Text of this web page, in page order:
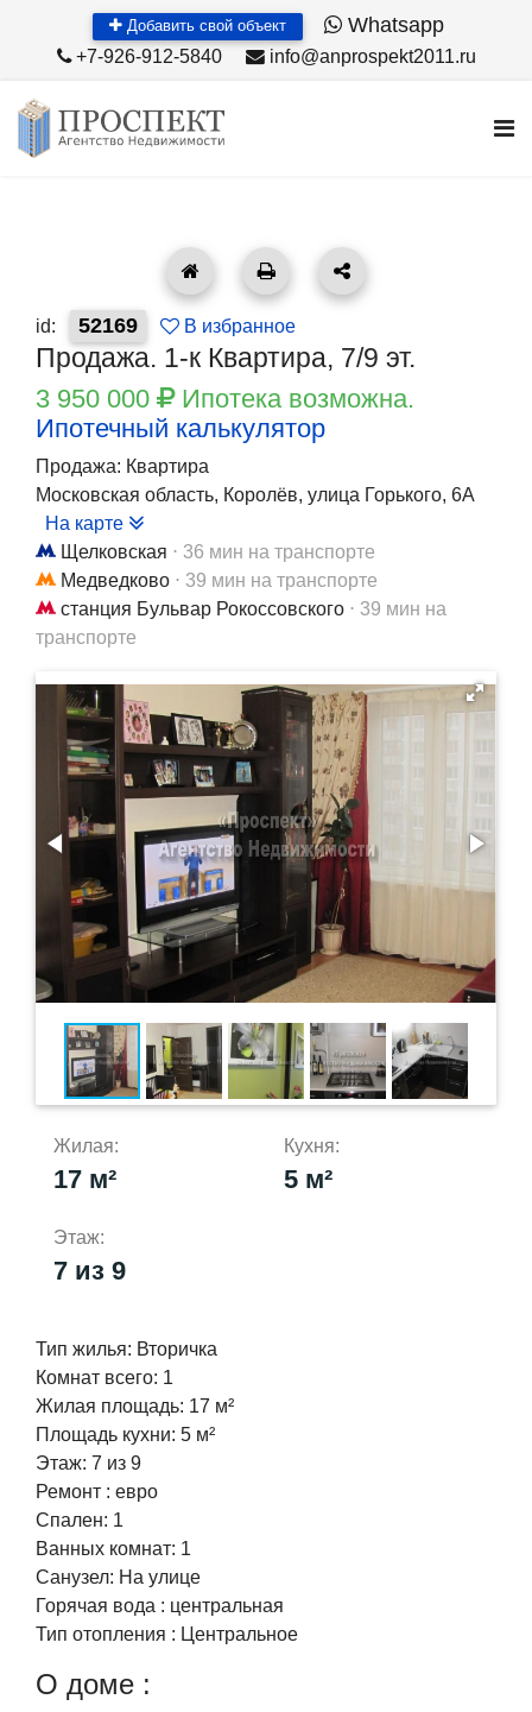
Добавить свой объект Whatsapp
+7-926-912-5840 info@anprospekt2011.ru
id: 52169 В избранное
Продажа. 1-к Квартира, 7/9 эт.
3 950 000
Ипотека возможна.
Ипотечный калькулятор
Продажа: Квартира
Московская область, Королёв, улица Горького, 6А
На карте
Щелковская ⋅ 36 мин на транспорте
Медведково ⋅ 39 мин на транспорте
станция Бульвар Рокоссовского ⋅ 39 мин на
транспорте
Жилая:
17 м²
Кухня:
5 м²
Этаж:
7 из 9
Тип жилья: Вторичка
Комнат всего: 1
Жилая площадь: 17 м²
Площадь кухни: 5 м²
Этаж: 7 из 9
Ремонт : евро
Спален: 1
Ванных комнат: 1
Cанузел: На улице
Горячая вода : центральная
Тип отопления : Центральное
О доме :